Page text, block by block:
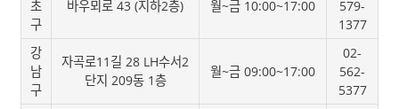
초
구
바우뫼로 43 (지하2층) 월~금 10:00~17:00
579-
1377
강
남
구
자곡로11길 28 LH수서2
단지 209동 1층
월~금 09:00~17:00
02-
562-
5377